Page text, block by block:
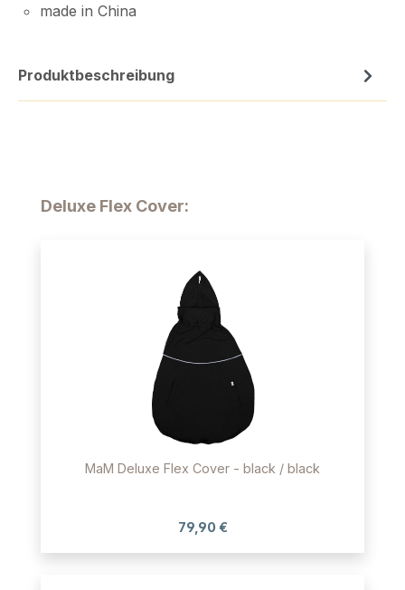
made in China
Produktbeschreibung
Produktgalerie überspringen
Deluxe Flex Cover:
MaM Deluxe Flex Cover - black / black
79,90 €